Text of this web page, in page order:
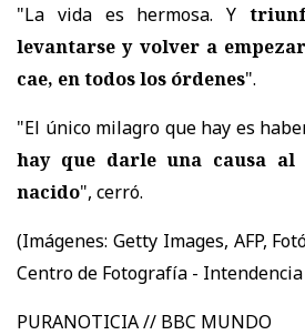
"La vida es hermosa. Y
levantarse y volver a
cae, en todos los órdenes".
"El único milagro que hay es
hay que darle una causa
nacido", cerró.
(Imágenes: Getty Images, AFP,
Centro de Fotografía -
PURANOTICIA // BBC MUNDO